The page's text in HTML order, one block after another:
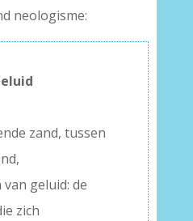
neologisme:
zand, tussen
geluid: de
zich